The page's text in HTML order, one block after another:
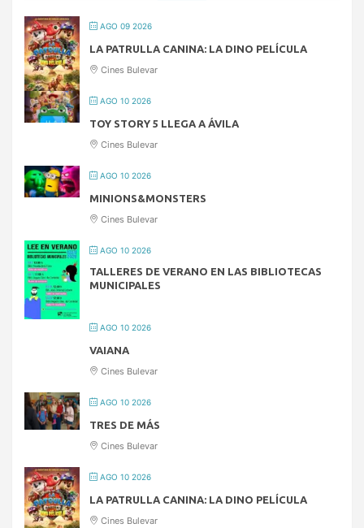
AGO 09 2026
LA PATRULLA CANINA: LA DINO PELÍCULA
Cines Bulevar
AGO 10 2026
TOY STORY 5 LLEGA A ÁVILA
Cines Bulevar
AGO 10 2026
MINIONS&MONSTERS
Cines Bulevar
AGO 10 2026
TALLERES DE VERANO EN LAS BIBLIOTECAS
MUNICIPALES
AGO 10 2026
VAIANA
Cines Bulevar
AGO 10 2026
TRES DE MÁS
Cines Bulevar
AGO 10 2026
LA PATRULLA CANINA: LA DINO PELÍCULA
Cines Bulevar